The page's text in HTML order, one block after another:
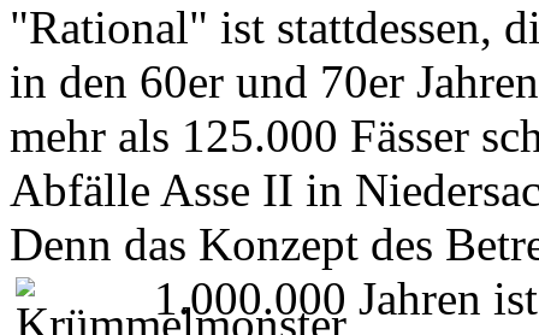
"Rational" ist stattdessen,
in den 60er und 70er
mehr als 125.000 Fässer
Abfälle Asse II in
Denn das Konzept des
1.000.000 Jahren